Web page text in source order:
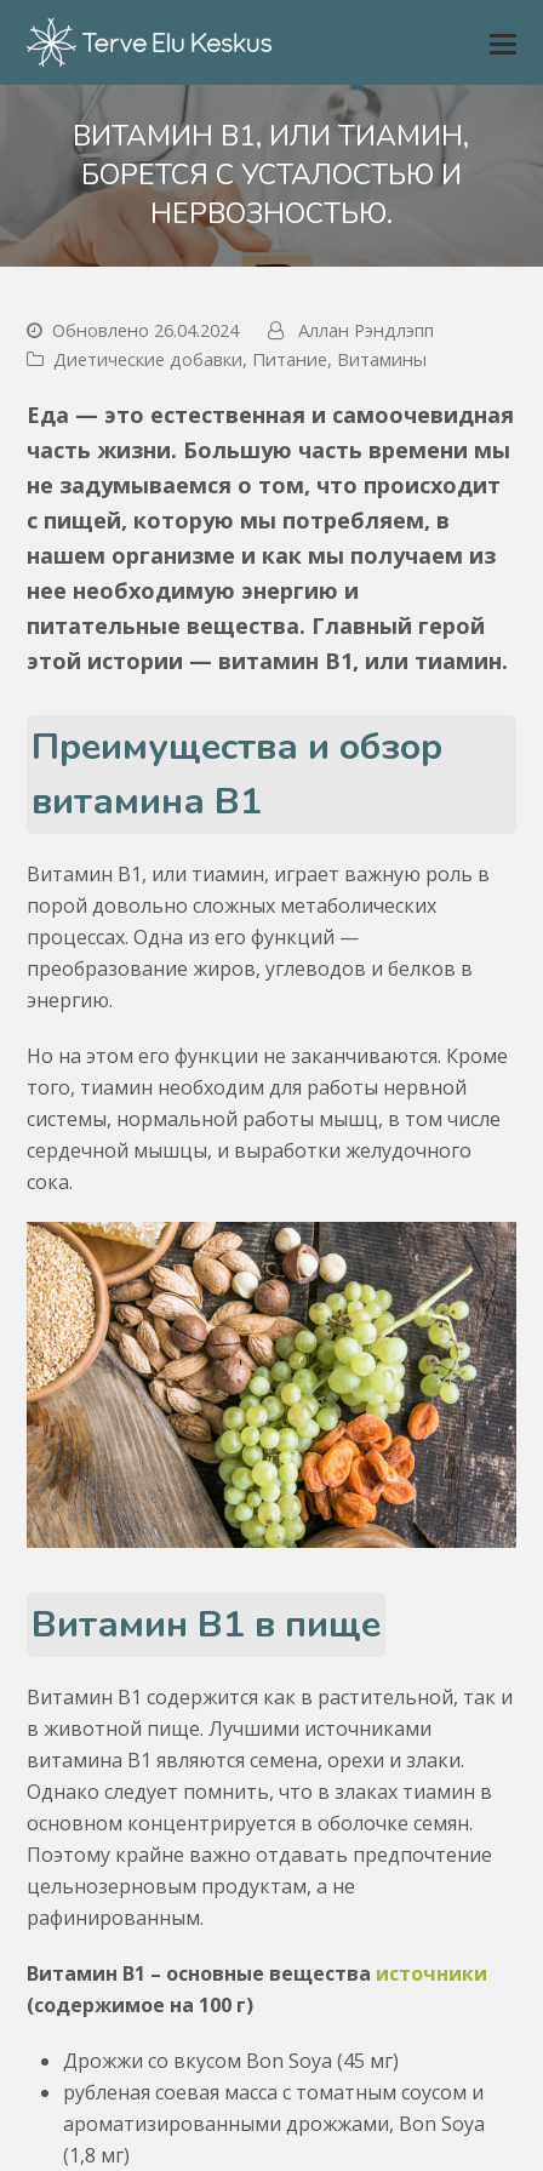
ВИТАМИН B1, ИЛИ ТИАМИН,
БОРЕТСЯ С УСТАЛОСТЬЮ И
НЕРВОЗНОСТЬЮ.
Обновлено 26.04.2024
Аллан Рэндлэпп
Диетические добавки, Питание, Витамины
Еда — это естественная и самоочевидная
часть жизни. Большую часть времени мы
не задумываемся о том, что происходит
с пищей, которую мы потребляем, в
нашем организме и как мы получаем из
нее необходимую энергию и
питательные вещества. Главный герой
этой истории — витамин B1, или тиамин.
Преимущества и обзор
витамина B1
Витамин B1, или тиамин, играет важную роль в
порой довольно сложных метаболических
процессах. Одна из его функций —
преобразование жиров, углеводов и белков в
энергию.
Но на этом его функции не заканчиваются. Кроме
того, тиамин необходим для работы нервной
системы, нормальной работы мышц, в том числе
сердечной мышцы, и выработки желудочного
сока.
Витамин В1 в пище
Витамин В1 содержится как в растительной, так и
в животной пище. Лучшими источниками
витамина В1 являются семена, орехи и злаки.
Однако следует помнить, что в злаках тиамин в
основном концентрируется в оболочке семян.
Поэтому крайне важно отдавать предпочтение
цельнозерновым продуктам, а не
рафинированным.
Витамин В1 – основные вещества источники
(содержимое на 100 г)
Дрожжи со вкусом Bon Soya (45 мг)
рубленая соевая масса с томатным соусом и
ароматизированными дрожжами, Bon Soya
(1,8 мг)